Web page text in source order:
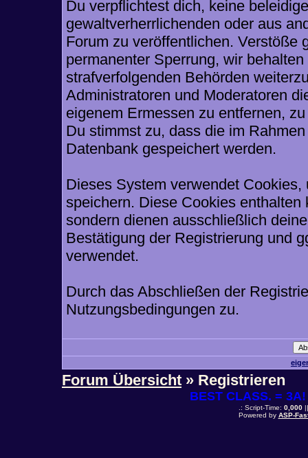
Du verpflichtest dich, keine
gewaltverherrlichenden oder aus
Forum zu veröffentlichen. Verstöße
permanenter Sperrung, wir
strafverfolgenden Behörden
Administratoren und Moderatoren
eigenem Ermessen zu entfernen,
Du stimmst zu, dass die im
Datenbank gespeichert werden.
Dieses System verwendet
speichern. Diese Cookies
sondern dienen ausschließlich
Bestätigung der Registrierung und
verwendet.
Durch das Abschließen der
Nutzungsbedingungen zu.
Forum Übersicht » Registrieren
BEST CLASS. =
.: Script-Time: 0,000||
Powered by ASP-